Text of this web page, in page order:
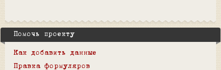
Помочь проекту
Как добавить данные
Правка формуляров